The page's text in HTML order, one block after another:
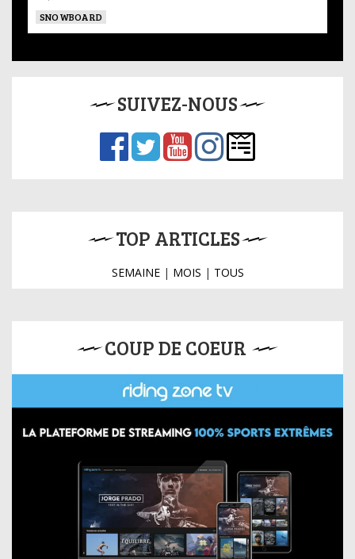
SNOWBOARD
SUIVEZ-NOUS
TOP ARTICLES
SEMAINE| MOIS | TOUS
COUP DE COEUR